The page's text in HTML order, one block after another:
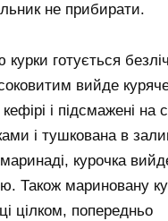
не прибирати.
готується
вийде
і підсмажені на
і тушкована в
курочка
Також мариновану
цілком, попередньо